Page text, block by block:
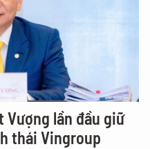
Vượng lần đầu giữ
thái Vingroup